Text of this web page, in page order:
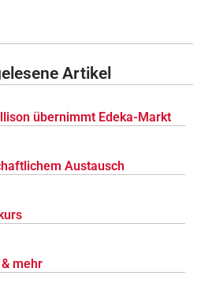
Artikel
übernimmt Edeka-Markt
Austausch
mehr